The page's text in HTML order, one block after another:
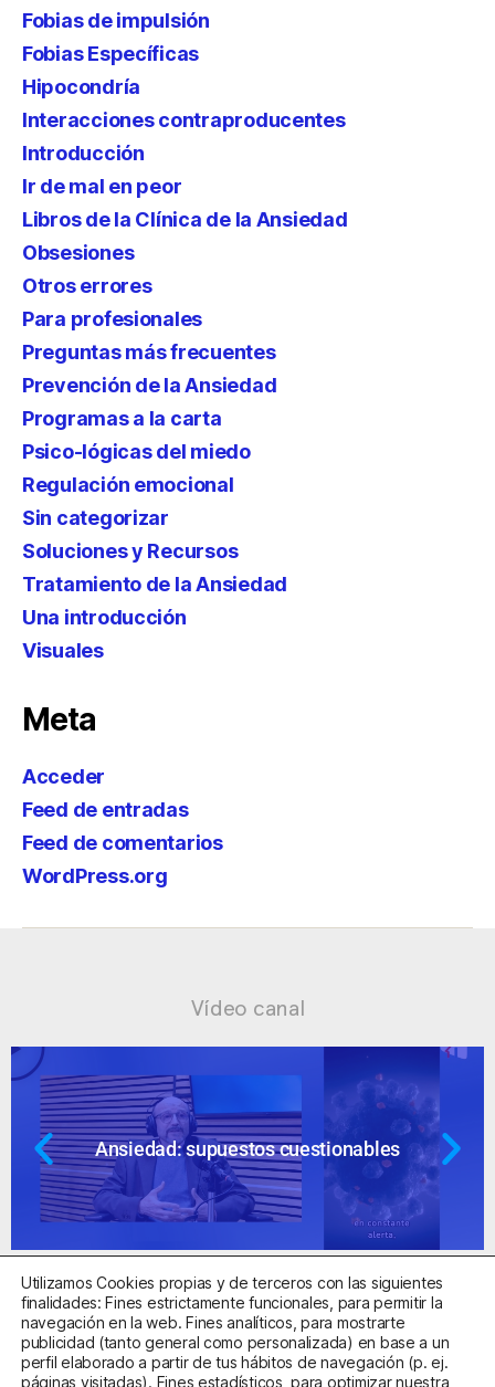
Fobias de impulsión
Fobias Específicas
Hipocondría
Interacciones contraproducentes
Introducción
Ir de mal en peor
Libros de la Clínica de la Ansiedad
Obsesiones
Otros errores
Para profesionales
Preguntas más frecuentes
Prevención de la Ansiedad
Programas a la carta
Psico-lógicas del miedo
Regulación emocional
Sin categorizar
Soluciones y Recursos
Tratamiento de la Ansiedad
Una introducción
Visuales
Meta
Acceder
Feed de entradas
Feed de comentarios
WordPress.org
Vídeo canal
Ansiedad: supuestos cuestionables
Centro Sanitario Autorizado con el código E08737002
Utilizamos Cookies propias y de terceros con las siguientes
finalidades: Fines estrictamente funcionales, para permitir la
navegación en la web. Fines analíticos, para mostrarte
publicidad (tanto general como personalizada) en base a un
perfil elaborado a partir de tus hábitos de navegación (p. ej.
páginas visitadas). Fines estadísticos, para optimizar nuestra